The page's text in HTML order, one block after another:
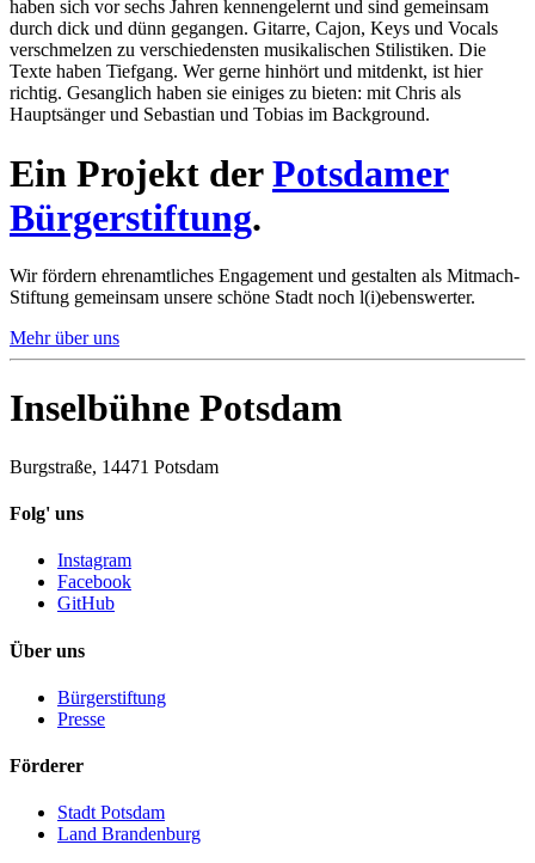
haben sich vor sechs Jahren kennengelernt und sind gemeinsam
durch dick und dünn gegangen. Gitarre, Cajon, Keys und Vocals
verschmelzen zu verschiedensten musikalischen Stilistiken. Die
Texte haben Tiefgang. Wer gerne hinhört und mitdenkt, ist hier
richtig. Gesanglich haben sie einiges zu bieten: mit Chris als
Hauptsänger und Sebastian und Tobias im Background.
Ein Projekt der Potsdamer
Bürgerstiftung.
Wir fördern ehrenamtliches Engagement und gestalten als Mitmach-
Stiftung gemeinsam unsere schöne Stadt noch l(i)ebenswerter.
Mehr über uns
Inselbühne Potsdam
Burgstraße, 14471 Potsdam
Folg' uns
Instagram
Facebook
GitHub
Über uns
Bürgerstiftung
Presse
Förderer
Stadt Potsdam
Land Brandenburg